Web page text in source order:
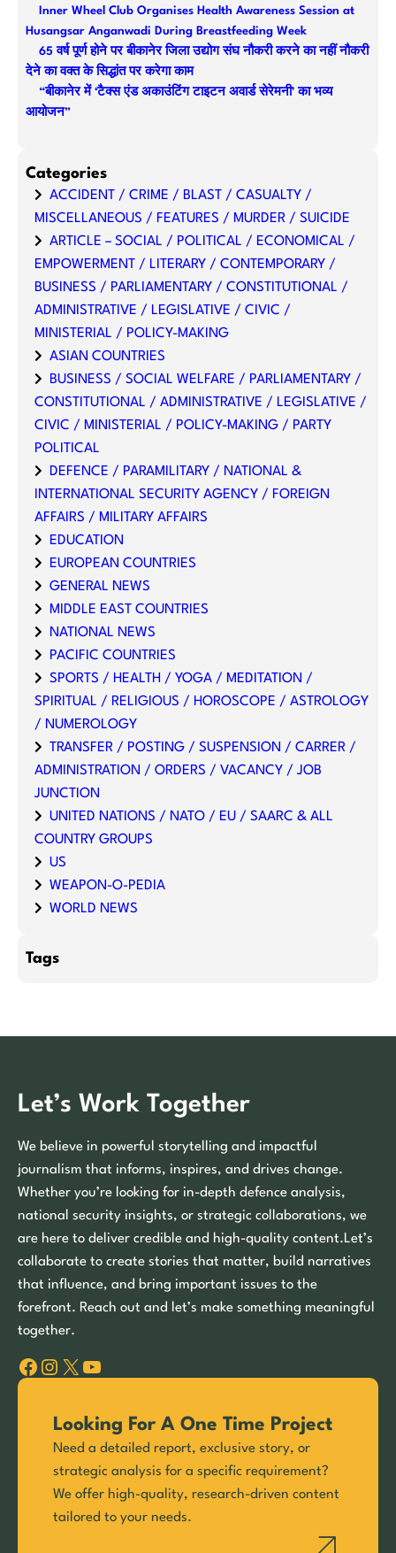
Inner Wheel Club Organises Health Awareness Session at
Husangsar Anganwadi During Breastfeeding Week
65 वर्ष पूर्ण होने पर बीकानेर जिला उद्योग संघ नौकरी करने का नहीं नौकरी
देने का वक्त के सिद्धांत पर करेगा काम
“बीकानेर में ‘टैक्स एंड अकाउंटिंग टाइटन अवार्ड सेरेमनी’ का भव्य
आयोजन”
Categories
ACCIDENT / CRIME / BLAST / CASUALTY /
MISCELLANEOUS / FEATURES / MURDER / SUICIDE
ARTICLE – SOCIAL / POLITICAL / ECONOMICAL /
EMPOWERMENT / LITERARY / CONTEMPORARY /
BUSINESS / PARLIAMENTARY / CONSTITUTIONAL /
ADMINISTRATIVE / LEGISLATIVE / CIVIC /
MINISTERIAL / POLICY-MAKING
ASIAN COUNTRIES
BUSINESS / SOCIAL WELFARE / PARLIAMENTARY /
CONSTITUTIONAL / ADMINISTRATIVE / LEGISLATIVE /
CIVIC / MINISTERIAL / POLICY-MAKING / PARTY
POLITICAL
DEFENCE / PARAMILITARY / NATIONAL &
INTERNATIONAL SECURITY AGENCY / FOREIGN
AFFAIRS / MILITARY AFFAIRS
EDUCATION
EUROPEAN COUNTRIES
GENERAL NEWS
MIDDLE EAST COUNTRIES
NATIONAL NEWS
PACIFIC COUNTRIES
SPORTS / HEALTH / YOGA / MEDITATION /
SPIRITUAL / RELIGIOUS / HOROSCOPE / ASTROLOGY
/ NUMEROLOGY
TRANSFER / POSTING / SUSPENSION / CARRER /
ADMINISTRATION / ORDERS / VACANCY / JOB
JUNCTION
UNITED NATIONS / NATO / EU / SAARC & ALL
COUNTRY GROUPS
US
WEAPON-O-PEDIA
WORLD NEWS
Tags
Let’s Work Together
We believe in powerful storytelling and impactful
journalism that informs, inspires, and drives change.
Whether you’re looking for in-depth defence analysis,
national security insights, or strategic collaborations, we
are here to deliver credible and high-quality content.Let’s
collaborate to create stories that matter, build narratives
that influence, and bring important issues to the
forefront. Reach out and let’s make something meaningful
together.
Facebook Instagram X YouTube
Looking For A One Time Project
Need a detailed report, exclusive story, or
strategic analysis for a specific requirement?
We offer high-quality, research-driven content
tailored to your needs.